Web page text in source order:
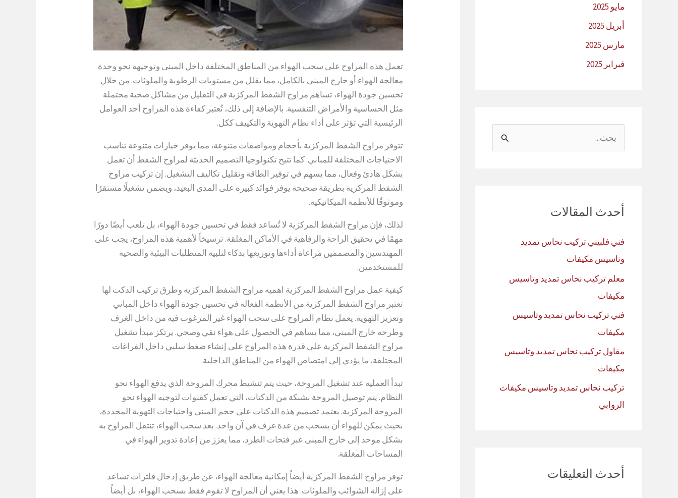
مايو 2025
أبريل 2025
مارس 2025
فبراير 2025
ل
ث
عأحدث المقالات
فني فلبيني تركيب نحاس تمديد
وتاسيس مكيفات
معلم تركيب نحاس تمديد وتاسيس
مكيفات
فني تركيب نحاس تمديد وتاسيس
مكيفات
مقاول تركيب نحاس تمديد وتاسيس
مكيفات
تركيب نحاس تمديد وتاسيس مكيفات
الروابي
أحدث التعليقات
تعمل هذه المراوح على سحب الهواء من المناطق المختلفة داخل المبنى وتوجيهه نحو وحدة
معالجة الهواء أو خارج المبنى بالكامل، مما يقلل من مستويات الرطوبة والملوثات. من خلال
تحسين جودة الهواء، تساهم مراوح الشفط المركزية في التقليل من مشاكل صحية محتملة
مثل الحساسية والأمراض التنفسية. بالإضافة إلى ذلك، تُعتبر كفاءة هذه المراوح أحد العوامل
الرئيسية التي تؤثر على أداء نظام التهوية والتكييف ككل.
تتوفر مراوح الشفط المركزية بأحجام ومواصفات متنوعة، مما يوفر خيارات متنوعة تناسب
الاحتياجات المختلفة للمباني. كما تتيح تكنولوجيا التصميم الحديثة لمراوح الشفط أن تعمل
بشكل هادئ وفعال، مما يسهم في توفير الطاقة وتقليل تكاليف التشغيل. إن تركيب مراوح
الشفط المركزية بطريقة صحيحة يوفر فوائد كبيرة على المدى البعيد، ويضمن تشغيلًا مستقرًا
وموثوقًا للأنظمة الميكانيكية.
لذلك، فإن مراوح الشفط المركزية لا تُساعد فقط في تحسين جودة الهواء، بل تلعب أيضًا دورًا
مهمًا في تحقيق الراحة والرفاهية في الأماكن المغلقة. ترسيخاً لأهمية هذه المراوح، يجب على
المهندسين والمصممين مراعاة أداءها وتوزيعها بذكاء لتلبية المتطلبات البيئية والصحية
للمستخدمين.
كيفية عمل مراوح الشفط المركزية اهميه مراوح الشفط المركزيه وطرق تركيب الدكت لها
تعتبر مراوح الشفط المركزية من الأنظمة الفعالة في تحسين جودة الهواء داخل المباني
وتعزيز التهوية. يعمل نظام المراوح على سحب الهواء غير المرغوب فيه من داخل الغرف
وطرحه خارج المبنى، مما يساهم في الحصول على هواء نقي وصحي. يرتكز مبدأ تشغيل
مراوح الشفط المركزية على قدرة هذه المراوح على إنشاء ضغط سلبي داخل الفراغات
المختلفة، ما يؤدي إلى امتصاص الهواء من المناطق الداخلية.
تبدأ العملية عند تشغيل المروحة، حيث يتم تنشيط محرك المروحة الذي يدفع الهواء نحو
النظام. يتم توصيل المروحة بشبكة من الدكتات، التي تعمل كقنوات لتوجيه الهواء نحو
المروحة المركزية. يعتمد تصميم هذه الدكتات على حجم المبنى واحتياجات التهوية المحددة،
بحيث يمكن للهواء أن يسحب من عدة غرف في آن واحد. بعد سحب الهواء، تنتقل المراوح به
بشكل موحد إلى خارج المبنى عبر فتحات الطرد، مما يعزز من إعادة تدوير الهواء في
المساحات المغلقة.
توفر مراوح الشفط المركزية أيضاً إمكانية معالجة الهواء، عن طريق إدخال فلترات تساعد
على إزالة الشوائب والملوثات. هذا يعني أن المراوح لا تقوم فقط بسحب الهواء، بل أيضاً